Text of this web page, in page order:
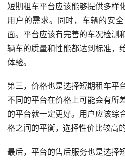
短期租车平台应该能够提供多样
用户的需求。同时，车辆的安
面。平台应该有完善的车况检测
辆车的质量和性能都达到标准，
体验。
第三，价格也是选择短期租车平
不同的平台在价格上可能会有所
的平台就一定更好。用户应该综
格之间的平衡，选择性价比较高的
最后，平台的售后服务也是选择